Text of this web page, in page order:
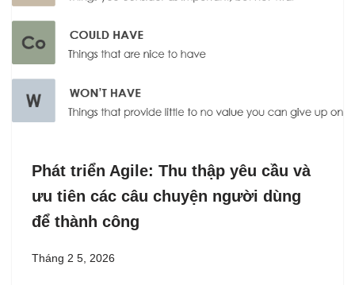
Phát triển Agile: Thu thập yêu cầu và
ưu tiên các câu chuyện người dùng
để thành công
Tháng 2 5, 2026